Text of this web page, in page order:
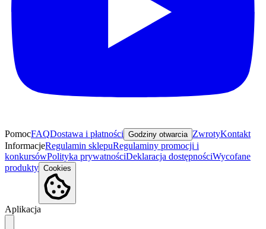
PomocFAQDostawa i płatności Godziny otwarcia ZwrotyKontakt
InformacjeRegulamin sklepuRegulaminy promocji i
konkursówPolityka prywatnościDeklaracja dostępnościWycofane
produkty Cookies
Aplikacja